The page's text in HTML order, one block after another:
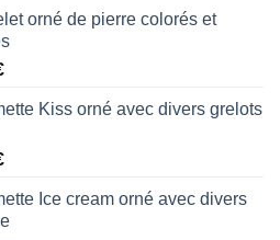
orné de pierre colorés et
Le
actuel
19,00€.
Kiss orné avec divers grelots
Le
actuel
est :
Ice cream orné avec divers